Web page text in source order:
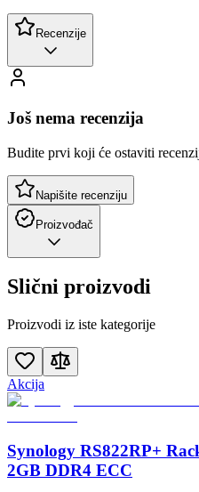
Recenzije
Još nema recenzija
Budite prvi koji će ostaviti
Napišite recenziju
Proizvođač
Slični proizvodi
Proizvodi iz iste kategorije
Akcija
Synology RS822RP+
2GB DDR4 ECC